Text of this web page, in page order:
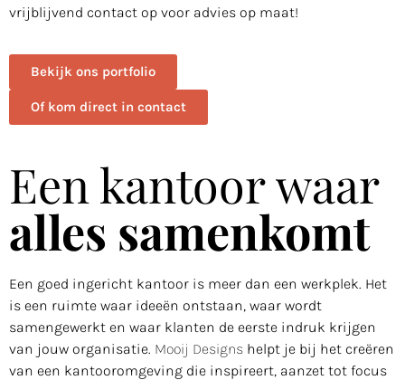
vrijblijvend contact op voor advies op maat!
Bekijk ons portfolio
Of kom direct in contact
Een kantoor waar
alles samenkomt
Een goed ingericht kantoor is meer dan een werkplek. Het
is een ruimte waar ideeën ontstaan, waar wordt
samengewerkt en waar klanten de eerste indruk krijgen
van jouw organisatie. Mooij Designs helpt je bij het creëren
van een kantooromgeving die inspireert, aanzet tot focus